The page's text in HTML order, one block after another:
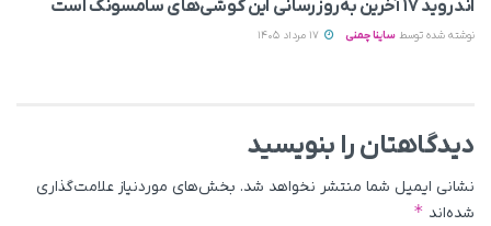
اندروید ۱۷ آخرین به‌روزرسانی این گوشی‌های سامسونگ است
نوشته شده توسط ساینا چمنی
دیدگاهتان را بنویسید
نشانی ایمیل شما منتشر نخواهد شد. بخش‌های موردنیاز علامت‌گذاری
شده‌اند *